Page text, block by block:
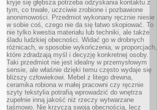
kryje się głębsza potrzeba odzyskania kontaktu z
tym, co trwałe, uczciwie zrobione i pozbawione
anonimowości. Przedmiot wykonany ręcznie niesie
w sobie coś, czego nie da się łatwo skopiować. To
nie tylko kwestia materiału lub techniki, ale także
śladu ludzkiej obecności. Widać go w drobnych
różnicach, w sposobie wykończenia, w proporcjach,
które zdradzają myśl i decyzję konkretnej osoby.
Taki przedmiot nie jest idealny w przemysłowym
sensie, ale właśnie dzięki temu często wydaje się
bliższy człowiekowi. Mebel z litego drewna,
ceramika robiona w małej pracowni czy ręcznie
szyty tekstylia potrafią wprowadzić do wnętrza
zupełnie inną jakość niż rzeczy wytwarzane
taśmowo. Nie krzyczą swoją obecnością, lecz